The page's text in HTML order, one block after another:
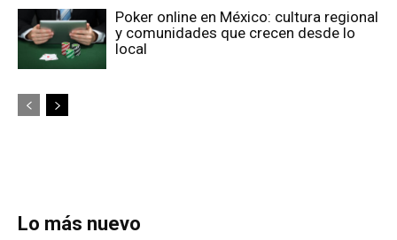
Poker online en México: cultura regional
y comunidades que crecen desde lo
local
Lo más nuevo